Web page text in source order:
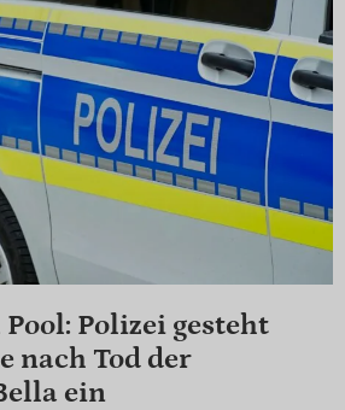
Polizei gesteht
nach Tod der
ein